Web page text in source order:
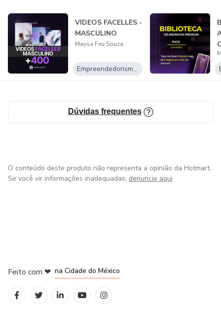
VIDEOS FACELLES -
MASCULINO
Maysa Feu Souza
Empreendedorismo Digital
Dúvidas frequentes
O conteúdo deste produto não representa a opinião da Hotmart.
Se você vir informações inadequadas, denuncie aqui
Feito com ❤ na Cidade do México